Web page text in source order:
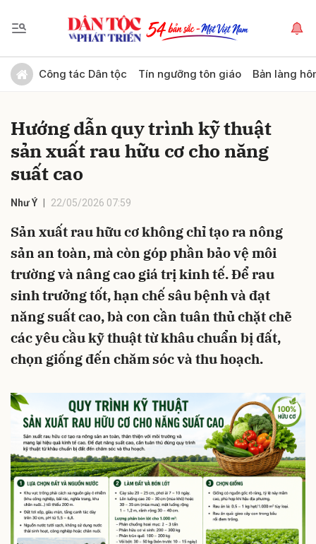
Công tác Dân tộc Tín ngưỡng tôn giáo Bản làng
Hướng dẫn quy trình kỹ thuật
sản xuất rau hữu cơ cho năng
suất cao
Như Ý 22/05/2026 07:59
Sản xuất rau hữu cơ không chỉ tạo ra nông
sản an toàn, mà còn góp phần bảo vệ môi
trường và nâng cao giá trị kinh tế. Để rau
sinh trưởng tốt, hạn chế sâu bệnh và đạt
năng suất cao, bà con cần tuân thủ chặt chẽ
các yêu cầu kỹ thuật từ khâu chuẩn bị đất,
chọn giống đến chăm sóc và thu hoạch.
Gửi bình luận